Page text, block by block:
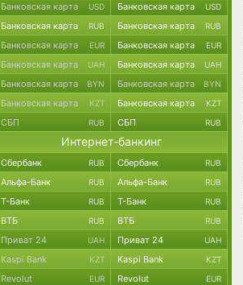
Банковская карта USD Банковская карта USD
Банковская карта RUB Банковская карта RUB
Банковская карта EUR Банковская карта EUR
Банковская карта UAH Банковская карта UAH
Банковская карта BYN Банковская карта BYN
Банковская карта KZT Банковская карта KZT
СБП RUB СБП RUB
Интернет-банкинг
Сбербанк RUB Сбербанк RUB
Альфа-Банк RUB Альфа-Банк RUB
Т-Банк RUB Т-Банк RUB
ВТБ RUB ВТБ RUB
Приват 24 UAH Приват 24 UAH
Kaspi Bank KZT Kaspi Bank KZT
Revolut EUR Revolut EUR